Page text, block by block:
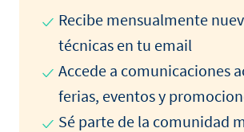
Recibe mensualmente
técnicas en tu email
Accede a comunicaciones
ferias, eventos y
Sé parte de la comunidad